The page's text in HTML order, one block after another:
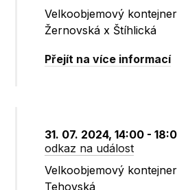
Velkoobjemový
Žernovská x Štíhlická
Přejít na více informací
31. 07. 2024, 14:00 -
odkaz na událost
Velkoobjemový
Tehovská